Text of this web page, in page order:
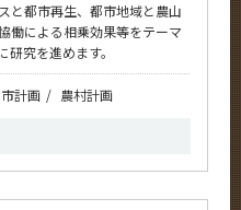
と都市再生、都市地域と農山
働による相乗効果等をテーマ
究を進めます。
計画 農村計画